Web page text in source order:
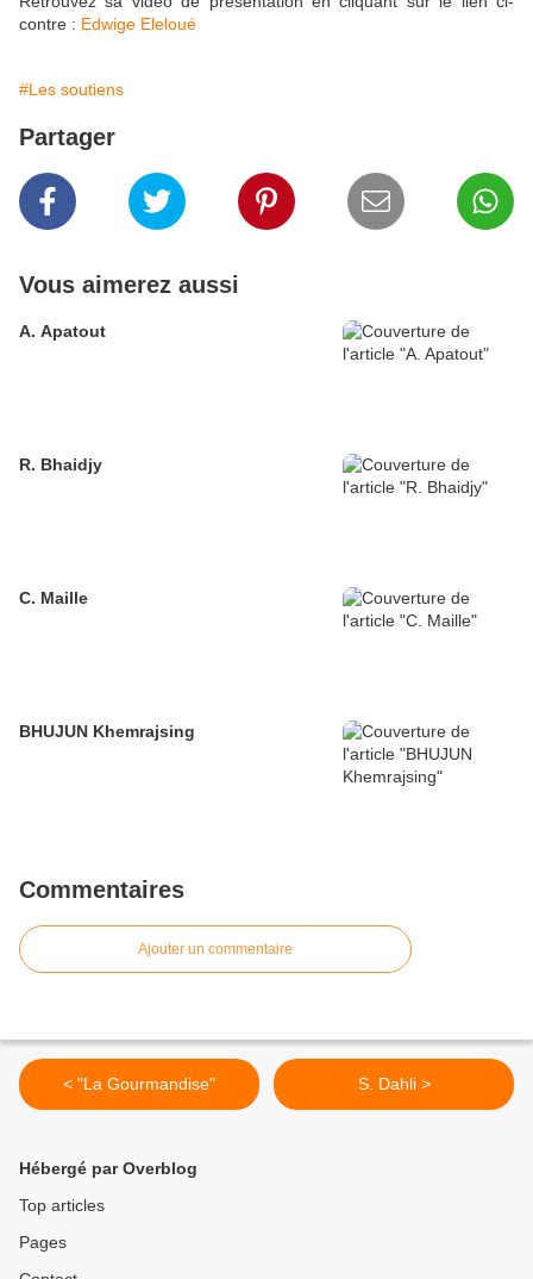
contre : Edwige Eleloué
#Les soutiens
Partager
Vous aimerez aussi
A. Apatout
R. Bhaidjy
C. Maille
BHUJUN Khemrajsing
Commentaires
Ajouter un commentaire
< "La Gourmandise" S. Dahli >
Hébergé par Overblog
Top articles
Pages